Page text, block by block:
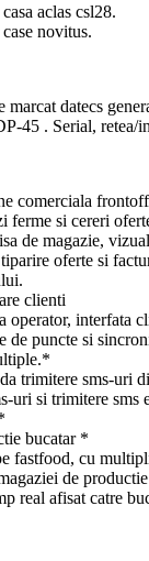
aclas csl28.
novitus.
marcat datecs
45 . Serial, retea/
comerciala
ferme si cereri
de magazie,
oferte si
clienti
operator, interfata
de puncte si
trimitere sms-uri
uri si trimitere sms
bucatar *
fastfood, cu
de
real afisat catre